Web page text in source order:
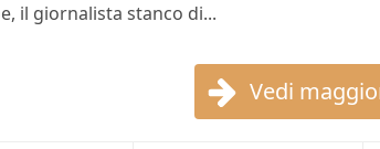
il giornalista stanco di...
Vedi